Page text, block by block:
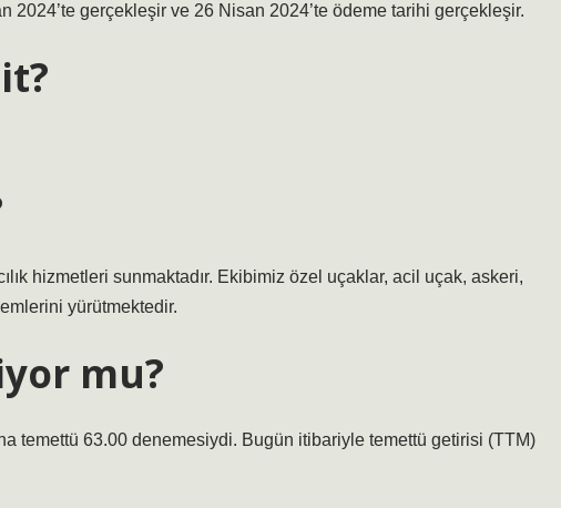
2024’te gerçekleşir ve 26 Nisan 2024’te ödeme tarihi gerçekleşir.
hizmetleri sunmaktadır. Ekibimiz özel uçaklar, acil uçak, askeri,
yürütmektedir.
mu?
temettü 63.00 denemesiydi. Bugün itibariyle temettü getirisi (TTM)